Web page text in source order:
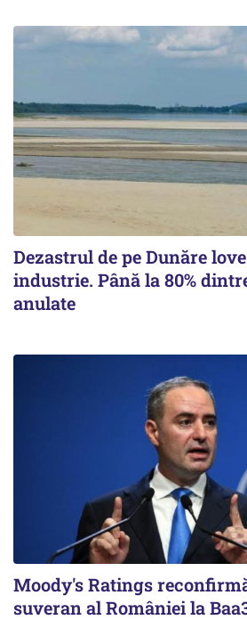
Dezastrul de pe Dunăre
industrie. Până la 80%
anulate
Moody's Ratings
suveran al României la